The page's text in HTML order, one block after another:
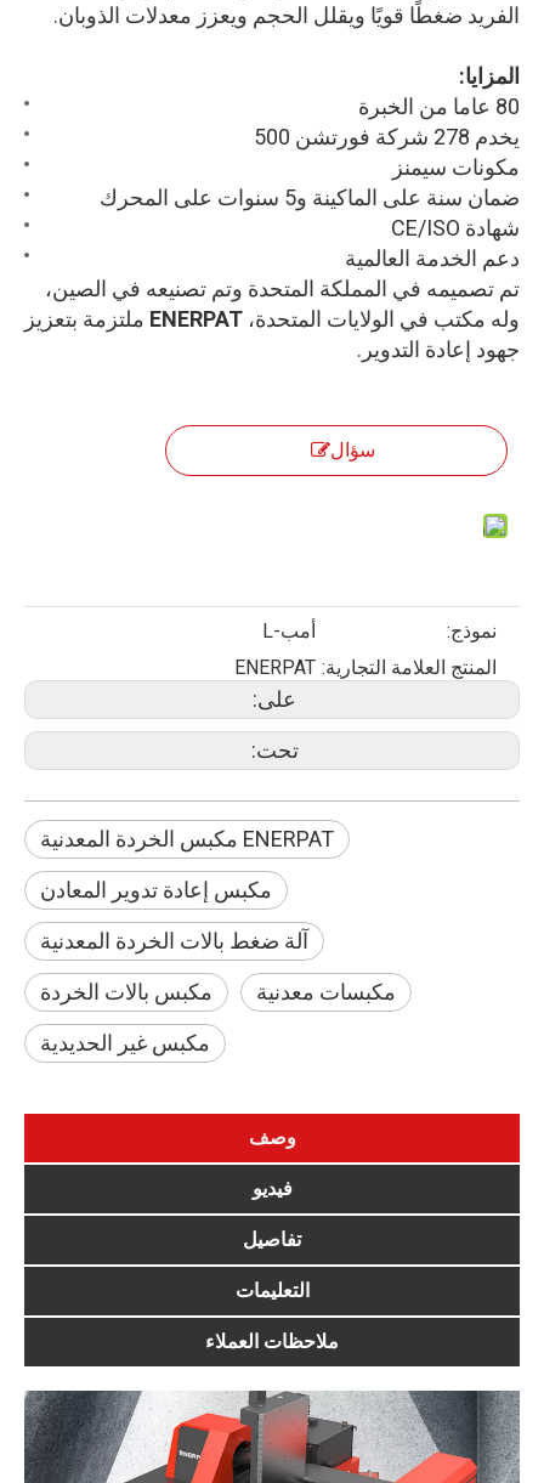
الفريد ضغطًا قويًا ويقلل الحجم ويعزز معدلات الذوبان.
المزايا:
80 عاما من الخبرة
يخدم 278 شركة فورتشن 500
مكونات سيمنز
ضمان سنة على الماكينة و5 سنوات على المحرك
شهادة CE/ISO
دعم الخدمة العالمية
تم تصميمه في المملكة المتحدة وتم تصنيعه في الصين،
وله مكتب في الولايات المتحدة، ENERPAT ملتزمة بتعزيز
جهود إعادة التدوير.
سؤال
نموذج:
أمب-L
المنتج العلامة التجارية: ENERPAT
على:
تحت:
ENERPAT مكبس الخردة المعدنية
مكبس إعادة تدوير المعادن
آلة ضغط بالات الخردة المعدنية
مكبس بالات الخردة
مكبسات معدنية
مكبس غير الحديدية
وصف
فيديو
تفاصيل
التعليمات
ملاحظات العملاء